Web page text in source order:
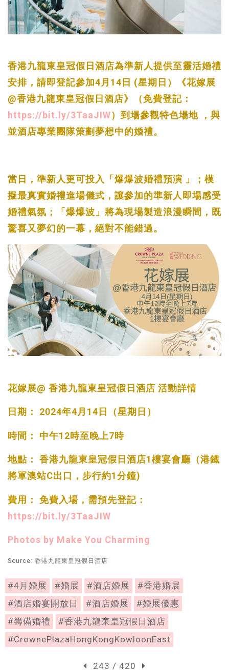
香港九龍東皇冠假日酒店為準新人提供至靈活婚禮
安排，請即登記參加4月14日 (星期日）《花嫁展
@香港九龍東皇冠假日酒店》（免費登記：
https://bit.ly/3TaaJIW）到場參觀特色場地 ，與
並酒店專業團隊策劃夢想中的婚禮。
當日，準新人更可投入「爆爆波婚禮預演 」； 模
擬最真實婚禮進場儀式，讓參加的準新人即場感受
婚禮氣氛；「爆爆波」將為現場製造浪漫瞬間，既
驚喜又夢幻的一幕，絕對不能錯過。
花嫁展@ 香港九龍東皇冠假日酒店 活動詳情
日期： 2024年4月14日（星期日）
時間： 中午12時至晚上7時
地點： 香港九龍東皇冠假日酒店1樓宴會廳（港鐡
將軍澳站C出口，步行約1分鐘)
費用： 免費入場，需預先登記：
https://bit.ly/3TaaJIW
Photos by Make You Charming
Source: 香港九龍東皇冠假日酒店
#4月婚展 #婚展 #酒店婚展
#香港婚展
#酒店婚宴開放日
#酒店婚展
#婚展優惠
#籌備婚禮
#香港九龍東皇冠假日酒店
#CrownePlazaHongKongKowloonEast
243 / 420